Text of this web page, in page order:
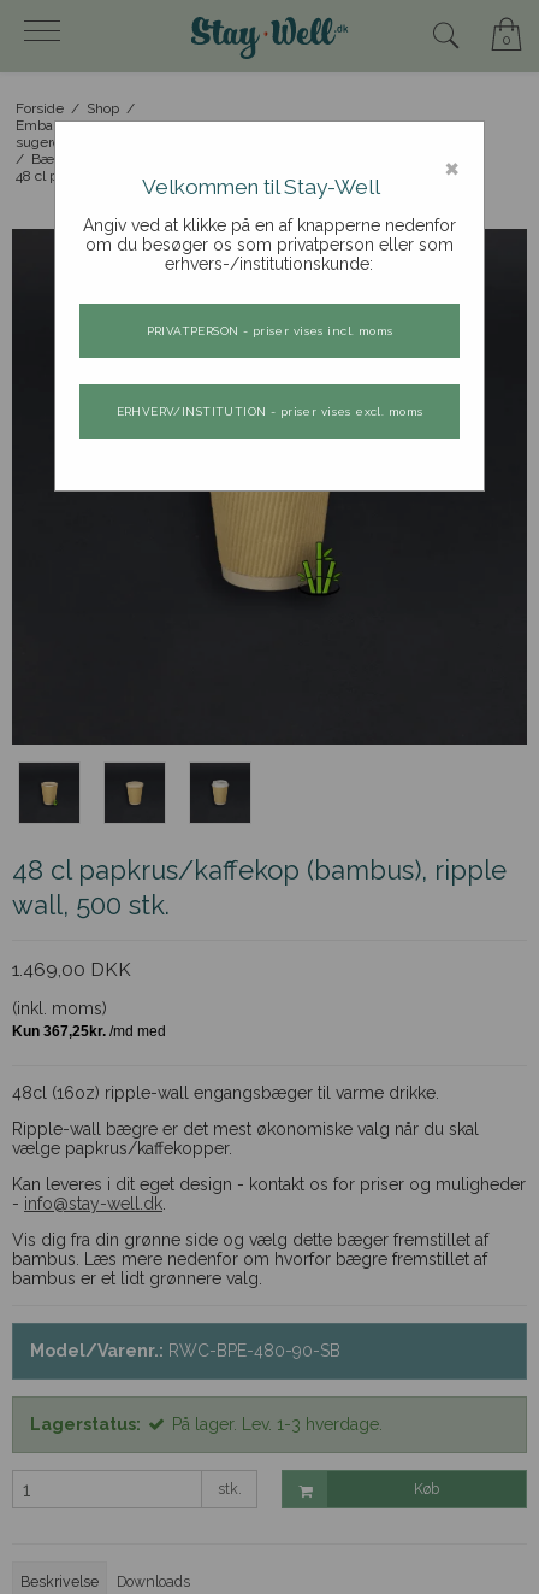
0
Forside / Shop /
Emballageprodukter: drikkebægre, popcornbægre,
sugerør, etc.
/ Bægre og låg - varme drikke
48 cl papkrus/kaffekop (bambus), ripple wall, 500 stk.
48 cl papkrus/kaffekop (bambus), ripple
wall, 500 stk.
1.469,00 DKK
(inkl. moms)
48cl (16oz) ripple-wall engangsbæger til varme drikke.
Ripple-wall bægre er det mest økonomiske valg når du skal
vælge papkrus/kaffekopper.
Kan leveres i dit eget design - kontakt os for priser og muligheder
- info@stay-well.dk
Vis dig fra din grønne side og vælg dette bæger fremstillet af
bambus. Læs mere nedenfor om hvorfor bægre fremstillet af
bambus er et lidt grønnere valg.
Model/Varenr.: RWC-BPE-480-90-SB
Lagerstatus: På lager. Lev. 1-3 hverdage.
stk. Køb
Beskrivelse Downloads
×
Velkommen til Stay-Well
Angiv ved at klikke på en af knapperne nedenfor
om du besøger os som privatperson eller som
erhvers-/institutionskunde:
PRIVATPERSON - priser vises incl. moms
ERHVERV/INSTITUTION - priser vises excl. moms